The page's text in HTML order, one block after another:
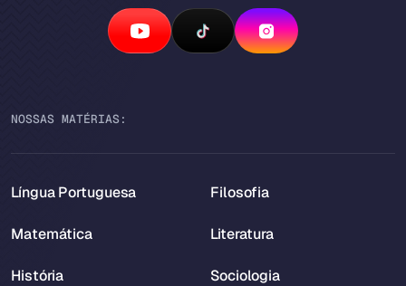
NOSSAS MATÉRIAS:
Língua Portuguesa
Matemática
História
Filosofia
Literatura
Sociologia